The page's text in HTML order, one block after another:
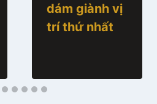
dám giành vị
trí thứ nhất